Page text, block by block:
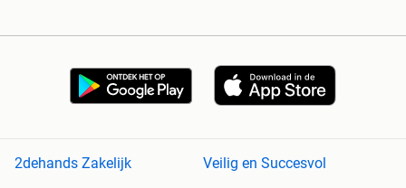
2dehands Zakelijk
Veilig en Succesvol